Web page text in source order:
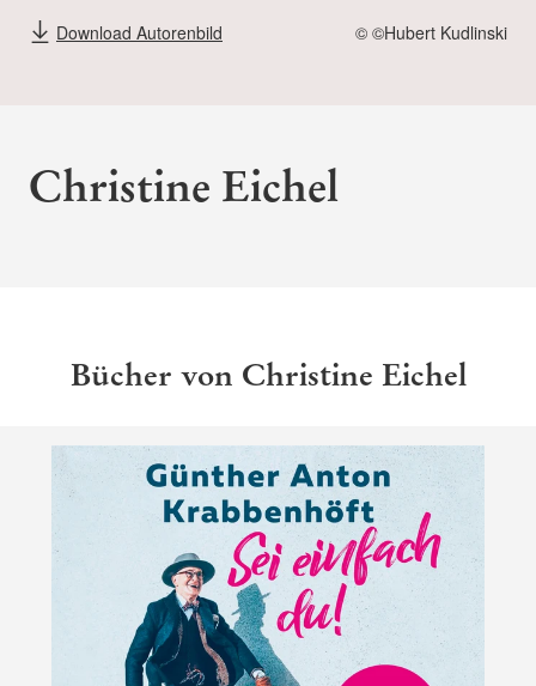
Download Autorenbild © ©Hubert Kudlinski
Christine Eichel
Bücher von Christine Eichel